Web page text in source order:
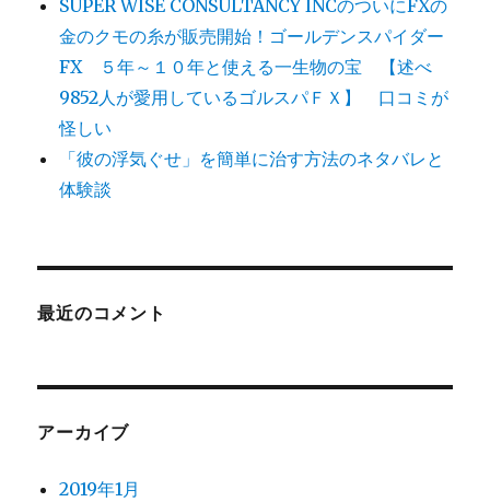
SUPER WISE CONSULTANCY INCのついにFXの
金のクモの糸が販売開始！ゴールデンスパイダー
FX ５年～１０年と使える一生物の宝 【述べ
9852人が愛用しているゴルスパＦＸ】 口コミが
怪しい
「彼の浮気ぐせ」を簡単に治す方法のネタバレと
体験談
最近のコメント
アーカイブ
2019年1月